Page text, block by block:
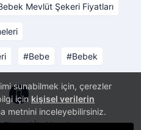
sunabilmek için, çerezler
için kişisel verilerin
metnini inceleyebilirsiniz.
Mevlüt Şekeri Fiyatları
Bebe Bebek
İle Hazırlanmıştır.